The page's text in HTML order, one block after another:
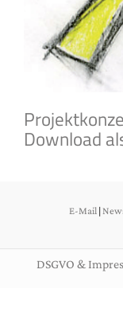
Download
E-Mail |
DSGVO &